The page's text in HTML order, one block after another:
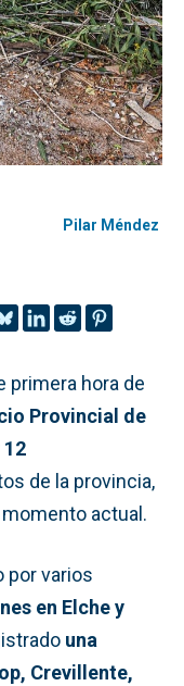
Pilar Méndez
primera hora de
Provincial de
12
de la provincia,
actual.
por varios
en Elche y
una
Crevillente,